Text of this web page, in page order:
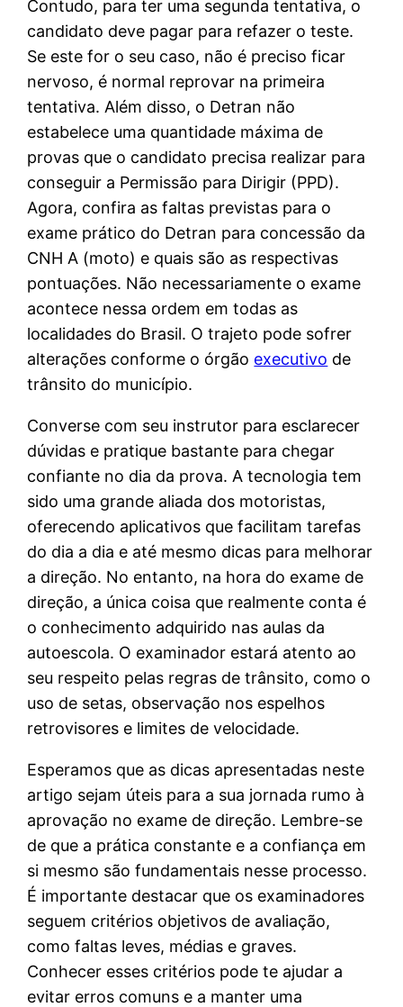
Contudo, para ter uma segunda tentativa, o
candidato deve pagar para refazer o teste.
Se este for o seu caso, não é preciso ficar
nervoso, é normal reprovar na primeira
tentativa. Além disso, o Detran não
estabelece uma quantidade máxima de
provas que o candidato precisa realizar para
conseguir a Permissão para Dirigir (PPD).
Agora, confira as faltas previstas para o
exame prático do Detran para concessão da
CNH A (moto) e quais são as respectivas
pontuações. Não necessariamente o exame
acontece nessa ordem em todas as
localidades do Brasil. O trajeto pode sofrer
alterações conforme o órgão executivo de
trânsito do município.
Converse com seu instrutor para esclarecer
dúvidas e pratique bastante para chegar
confiante no dia da prova. A tecnologia tem
sido uma grande aliada dos motoristas,
oferecendo aplicativos que facilitam tarefas
do dia a dia e até mesmo dicas para melhorar
a direção. No entanto, na hora do exame de
direção, a única coisa que realmente conta é
o conhecimento adquirido nas aulas da
autoescola. O examinador estará atento ao
seu respeito pelas regras de trânsito, como o
uso de setas, observação nos espelhos
retrovisores e limites de velocidade.
Esperamos que as dicas apresentadas neste
artigo sejam úteis para a sua jornada rumo à
aprovação no exame de direção. Lembre-se
de que a prática constante e a confiança em
si mesmo são fundamentais nesse processo.
É importante destacar que os examinadores
seguem critérios objetivos de avaliação,
como faltas leves, médias e graves.
Conhecer esses critérios pode te ajudar a
evitar erros comuns e a manter uma